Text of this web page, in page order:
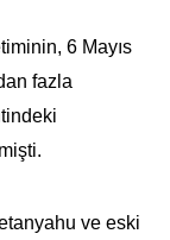
6 Mayıs
fazla
ve eski